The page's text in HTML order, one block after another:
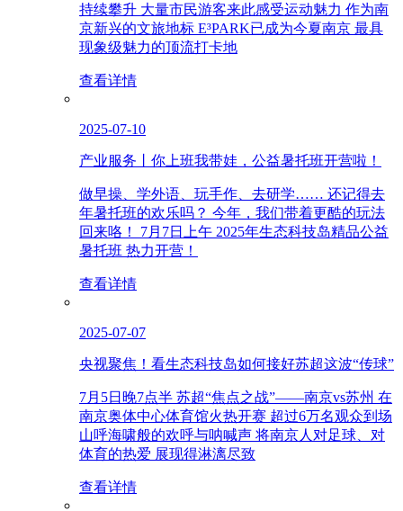
持续攀升 大量市民游客来此感受运动魅力 作为南
京新兴的文旅地标 E³PARK已成为今夏南京 最具
现象级魅力的顶流打卡地
查看详情
2025-07-10
产业服务丨你上班我带娃，公益暑托班开营啦！
做早操、学外语、玩手作、去研学…… 还记得去
年暑托班的欢乐吗？ 今年，我们带着更酷的玩法
回来咯！ 7月7日上午 2025年生态科技岛精品公益
暑托班 热力开营！
查看详情
2025-07-07
央视聚焦！看生态科技岛如何接好苏超这波“传球”
7月5日晚7点半 苏超“焦点之战”——南京vs苏州 在
南京奥体中心体育馆火热开赛 超过6万名观众到场
山呼海啸般的欢呼与呐喊声 将南京人对足球、对
体育的热爱 展现得淋漓尽致
查看详情